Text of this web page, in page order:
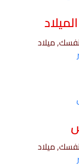
ميلاد
ميلاد